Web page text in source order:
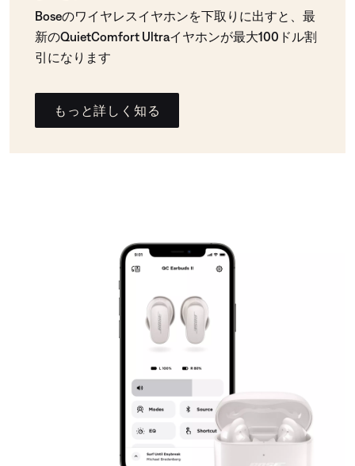
Boseのワイヤレスイヤホンを下取りに出すと、最
新のQuietComfort Ultraイヤホンが最大100ドル割
引になります
もっと詳しく知る